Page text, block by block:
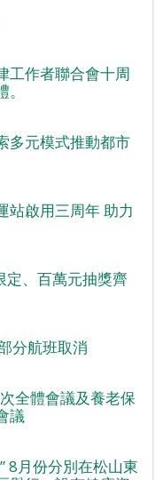
工作者聯合會十周
多元模式推動都市
站啟用三周年 助力
定、百萬元抽獎齊
分航班取消
全體會議及養老保
議
8月份分別在松山東